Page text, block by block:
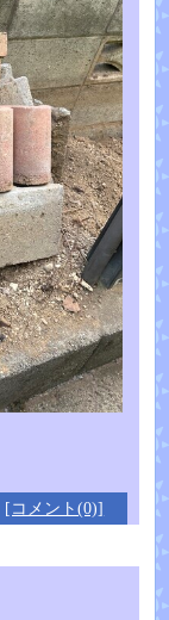
[コメント(0)]